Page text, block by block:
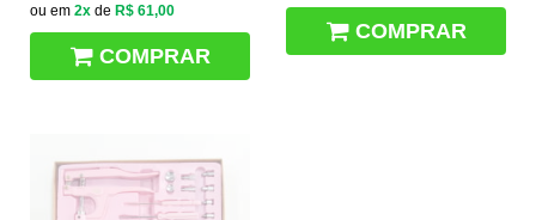
ou em 2x de R$ 61,00
COMPRAR
COMPRAR